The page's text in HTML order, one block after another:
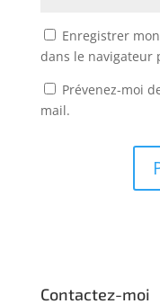
Enregistrer
dans le navigateur
Prévenez-moi
mail.
Contactez-moi